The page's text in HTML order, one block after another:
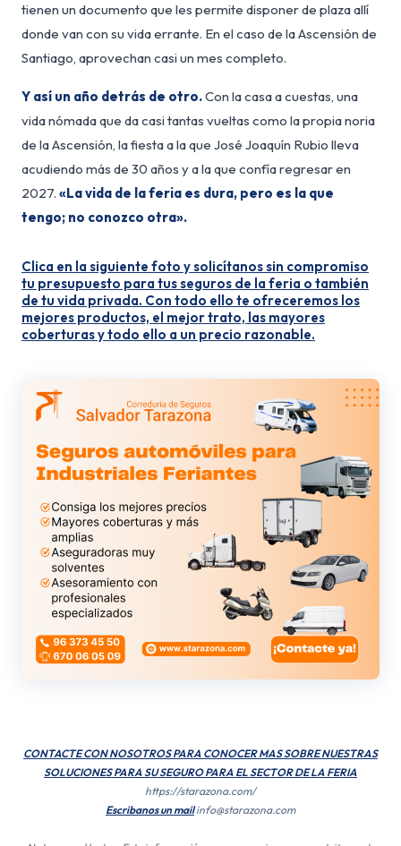
tienen un documento que les permite disponer de plaza allí
donde van con su vida errante. En el caso de la Ascensión de
Santiago, aprovechan casi un mes completo.
Y así un año detrás de otro.Con la casa a cuestas, una
vida nómada que da casi tantas vueltas como la propia noria
de la Ascensión, la fiesta a la que José Joaquín Rubio lleva
acudiendo más de 30 años y a la que confía regresar en
2027. «La vida de la feria es dura, pero es la que
tengo; no conozco otra».
Clica en la siguiente foto y solicítanos sin compromiso
tu presupuesto para tus seguros de la feria o también
de tu vida privada. Con todo ello te ofreceremos los
mejores productos, el mejor trato, las mayores
coberturas y todo ello a un precio razonable.
CONTACTE CON NOSOTROS PARA CONOCER MAS SOBRE NUESTRAS
SOLUCIONES PARA SU SEGURO PARA EL SECTOR DE LA FERIA
https://starazona.com/
Escribanos un mailinfo@starazona.com